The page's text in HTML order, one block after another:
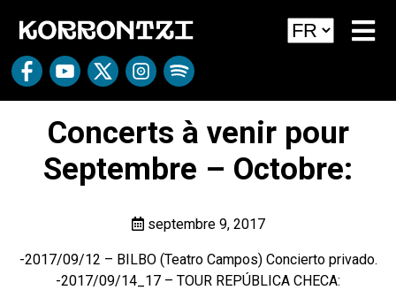
Concerts à venir pour
Septembre – Octobre:
septembre 9, 2017
-2017/09/12 – BILBO (Teatro Campos) Concierto privado.
-2017/09/14_17 – TOUR REPÚBLICA CHECA: